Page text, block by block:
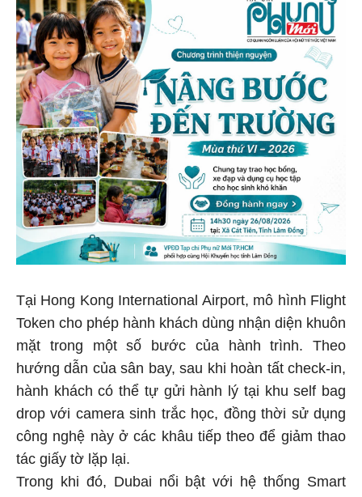
Tại Hong Kong International Airport, mô hình Flight
Token cho phép hành khách dùng nhận diện khuôn
mặt trong một số bước của hành trình. Theo
hướng dẫn của sân bay, sau khi hoàn tất check-in,
hành khách có thể tự gửi hành lý tại khu self bag
drop với camera sinh trắc học, đồng thời sử dụng
công nghệ này ở các khâu tiếp theo để giảm thao
tác giấy tờ lặp lại.
Trong khi đó, Dubai nổi bật với hệ thống Smart